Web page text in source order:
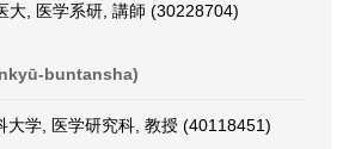
大, 医学系研, 講師 (30228704)
buntansha)
大学, 医学研究科, 教授 (40118451)